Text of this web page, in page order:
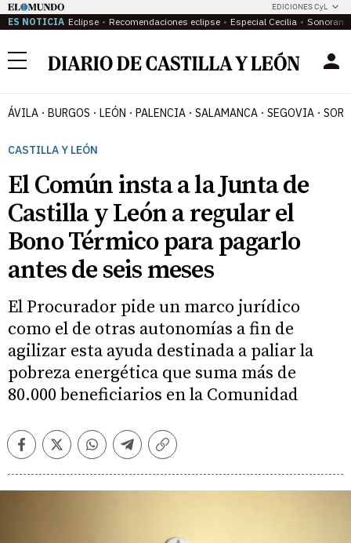
EDICIONES CyL
ES NOTICIA Eclipse Recomendaciones eclipse Especial Cecilia
Menú
ÁVILA BURGOS LEÓN PALENCIA SALAMANCA SEGOVIA
CASTILLA Y LEÓN
El Común insta a la Junta de
Castilla y León a regular el
Bono Térmico para pagarlo
antes de seis meses
El Procurador pide un marco jurídico
como el de otras autonomías a fin de
agilizar esta ayuda destinada a paliar la
pobreza energética que suma más de
80.000 beneficiarios en la Comunidad
FacebookTwitterWhatsappTelegramCopiar